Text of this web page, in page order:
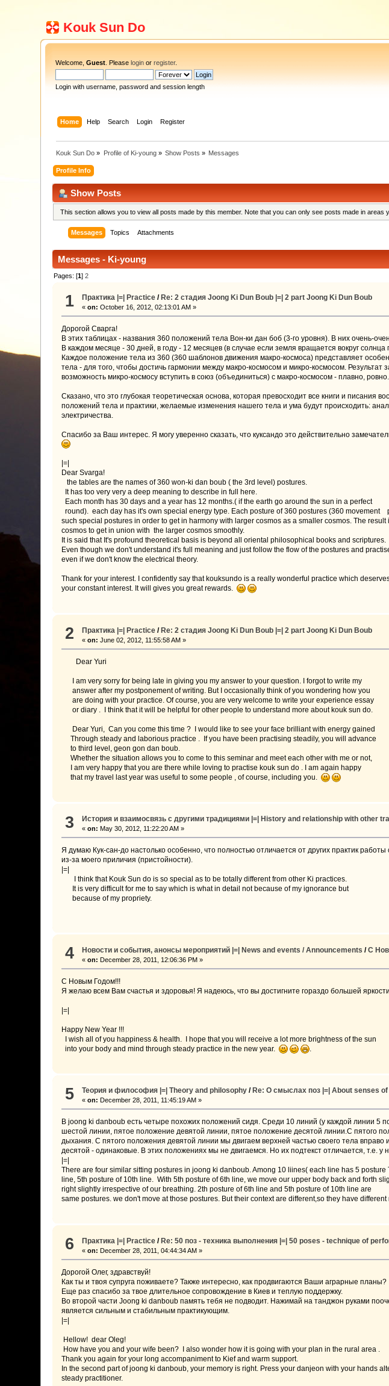
Kouk Sun Do
Welcome,Guest . Pleaselogin orregister.
Login with username, password and session length
Home Help Search Login Register
Kouk Sun Do » Profile of Ki-young» Show Posts » Messages
Profile Info
Show Posts
This section allows you to view all posts made by this member. Note that you can only see posts made in areas
Messages Topics Attachments
Messages - Ki-young
Pages: [1]2
1 Практика |=| Practice / Re: 2 стадия Joong Ki Dun Boub |=| 2 part Joong Ki Dun Boub
«on: October 16, 2012, 02:13:01 AM »
Дорогой Сварга!
В этих таблицах - названия 360 положений тела Вон-ки дан боб (3-го уровня). В них очень-
В каждом месяце - 30 дней, в году - 12 месяцев (в случае если земля вращается вокруг
Каждое положение тела из 360 (360 шаблонов движения макро-космоса) представляет
тела - для того, чтобы достичь гармонии между макро-космосом и микро-космосом.
возможность микро-космосу вступить в союз (объединиться) с макро-космосом - плавно, ровно.
Сказано, что это глубокая теоретическая основа, которая превосходит все книги и
положений тела и практики, желаемые изменения нашего тела и ума будут происходить:
электричества.
Спасибо за Ваш интерес. Я могу уверенно сказать, что куксандо это действительно
|=|
Dear Svarga!
the tables are the names of 360 won-ki dan boub ( the 3rd level) postures.
It has too very very a deep meaning to describe in full here.
Each month has 30 days and a year has 12 months.( if the earth go around the sun in a perfect
round). each day has it's own special energy type. Each posture of 360 postures (360
such special postures in order to get in harmony with larger cosmos as a smaller cosmos. The
cosmos to get in union with the larger cosmos smoothly.
It is said that It's profound theoretical basis is beyond all oriental philosophical books and scriptures.
Even though we don't understand it's full meaning and just follow the flow of the postures and
even if we don't know the electrical theory.
Thank for your interest. I confidently say that kouksundo is a really wonderful practice which
your constant interest. It will gives you great rewards.
2 Практика |=| Practice /Re: 2 стадия Joong Ki Dun Boub |=| 2 part Joong Ki Dun Boub
«on: June 02, 2012, 11:55:58 AM »
Dear Yuri
I am very sorry for being late in giving you my answer to your question. I forgot to write my
answer after my postponement of writing. But I occasionally think of you wondering how you
are doing with your practice. Of course, you are very welcome to write your experience essay
or diary . I think that it will be helpful for other people to understand more about kouk sun do.
Dear Yuri, Can you come this time ? I would like to see your face brilliant with energy gained
Through steady and laborious practice . If you have been practising steadily, you will advance
to third level, geon gon dan boub.
Whether the situation allows you to come to this seminar and meet each other with me or not,
I am very happy that you are there while loving to practise kouk sun do . I am again happy
that my travel last year was useful to some people , of course, including you.
3 История и взаимосвязь с другими традициями |=| History and relationship with other
«on: May 30, 2012, 11:22:20 AM »
Я думаю Кук-сан-до настолько особенно, что полностью отличается от других практик
из-за моего приличия (пристойности).
|=|
I think that Kouk Sun do is so special as to be totally different from other Ki practices.
It is very difficult for me to say which is what in detail not because of my ignorance but
because of my propriety.
4 Новости и события, анонсы мероприятий |=| News and events / Announcements /C
«on: December 28, 2011, 12:06:36 PM »
C Новым Годом!!!
Я желаю всем Вам счастья и здоровья! Я надеюсь, что вы достигните гораздо большей
|=|
Happy New Year !!!
I wish all of you happiness & health. I hope that you will receive a lot more brightness of the sun
into your body and mind through steady practice in the new year.
5 Теория и философия |=| Theory and philosophy / Re: О смыслах поз |=| About senses
«on: December 28, 2011, 11:45:19 AM »
В joong ki danboub есть четыре похожих положений сидя. Среди 10 линий (у каждой линии 5
шестой линии, пятое положение девятой линии, пятое положение десятой линии.С пятого
дыхания. С пятого положения девятой линии мы двигаем верхней частью своего тела
десятой - одинаковые. В этих положениях мы не двигаемся. Но их подтекст отличается, т.е.
|=|
There are four similar sitting postures in joong ki danboub. Among 10 liines( each line has 5
line, 5th posture of 10th line. With 5th posture of 6th line, we move our upper body back and forth
right slightly irrespective of our breathing. 2th posture of 6th line and 5th posture of 10th line are
same postures. we don't move at those postures. But their context are different,so they have
6 Практика |=| Practice /Re: 50 поз - техника выполнения |=| 50 poses - technique of
«on: December 28, 2011, 04:44:34 AM »
Дорогой Олег, здравствуй!
Как ты и твоя супруга поживаете? Также интересно, как продвигаются Ваши аграрные планы?
Еще раз спасибо за твое длительное сопровождение в Киев и теплую поддержку.
Во второй части Joong ki danboub память тебя не подводит. Нажимай на танджон руками
является сильным и стабильным практикующим.
|=|
Hellow! dear Oleg!
How have you and your wife been? I also wonder how it is going with your plan in the rural area .
Thank you again for your long accompaniment to Kief and warm support.
In the second part of joong ki danboub, your memory is right. Press your danjeon with your hands
steady practitioner.